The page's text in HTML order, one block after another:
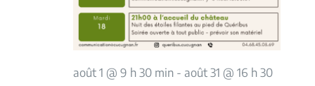
août 1 @ 9 h 30 min- août 31 @ 16 h 30